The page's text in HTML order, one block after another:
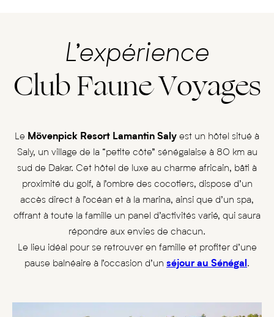
L’expérience
Club Faune Voyages
Le Mövenpick Resort Lamantin Saly est un hôtel situé à
Saly, un village de la “petite côte” sénégalaise à 80 km au
sud de Dakar. Cet hôtel de luxe au charme africain, bâti à
proximité du golf, à l’ombre des cocotiers, dispose d’un
accès direct à l’océan et à la marina, ainsi que d’un spa,
offrant à toute la famille un panel d’activités varié, qui saura
répondre aux envies de chacun.
Le lieu idéal pour se retrouver en famille et profiter d’une
pause balnéaire à l’occasion d’un séjour au Sénégal .